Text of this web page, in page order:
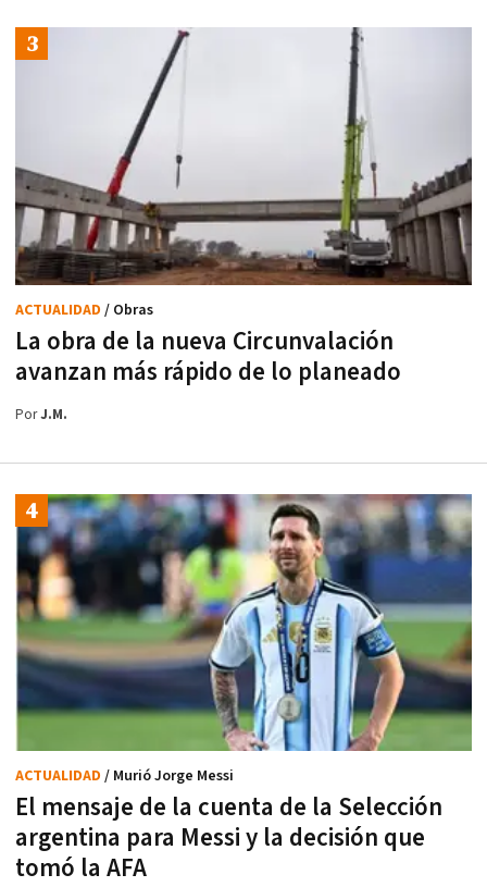
La obra de la nueva Circunvalación
avanzan más rápido de lo planeado
ACTUALIDAD / Obras
PorJ.M.
El mensaje de la cuenta de la Selección
argentina para Messi y la decisión que
tomó la AFA
ACTUALIDAD / Murió Jorge Messi